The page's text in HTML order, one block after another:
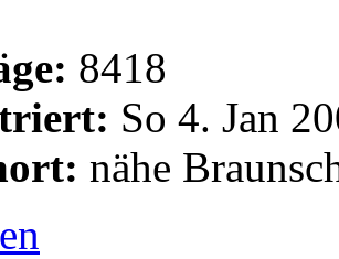
8418
So 4. Jan
nähe